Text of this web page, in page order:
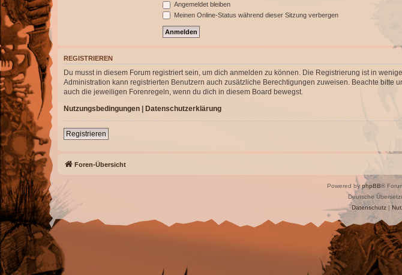
Angemeldet bleiben
Meinen Online-Status während dieser Sitzung verbergen
REGISTRIEREN
Du musst in diesem Forum registriert sein, um dich anmelden zu können. Die Registrierung ist in
Administration kann registrierten Benutzern auch zusätzliche Berechtigungen zuweisen. Beachte
auch die jeweiligen Forenregeln, wenn du dich in diesem Board bewegst.
Nutzungsbedingungen | Datenschutzerklärung
Registrieren
Foren-Übersicht
Powered byphpBB®
Deutsche
Datenschutz|